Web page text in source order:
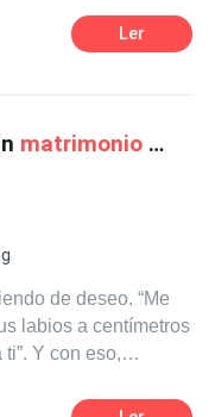
podrán sanar?
Ler
matrimonio por contrato
de deseo. “Me
labios a centímetros
Y con eso,